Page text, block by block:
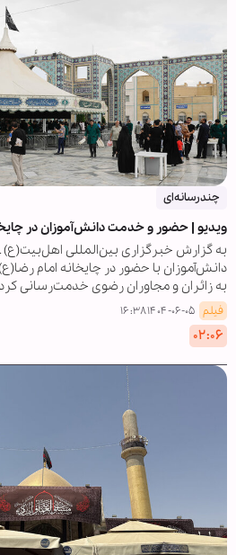
چندرسانه‌ای
ویدیو | حضور و خدمت دانش‌آموزان در
به گزارش خبرگزاری بین‌المللی اهل‌بیت(ع) ـ
دانش‌آموزان با حضور در چایخانه امام
به زائران و مجاوران رضوی خدمت‌رسانی
فیلم ۱۴۰۴-۰۶-۰۵ ۱۶:۳۸
۰۲:۰۶